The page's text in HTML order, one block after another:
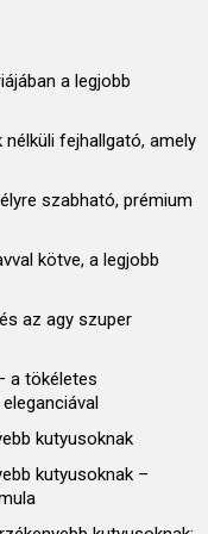
a legjobb
fejhallgató, amely
szabható, prémium
kötve, a legjobb
az agy szuper
a tökéletes
kutyusoknak
kutyusoknak –